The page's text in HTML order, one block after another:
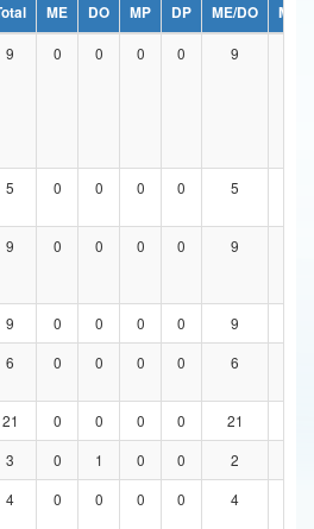
e Comunicações
Direitos Humanos
ME DO MP DP ME/DO
MP/
9 0 0 0 0 9
5 0 0 0 0 5
9 0 0 0 0 9
9 0 0 0 0 9
6 0 0 0 0 6
21 0 0 0 0 21
3 0 1 0 0 2
4 0 0 0 0 4